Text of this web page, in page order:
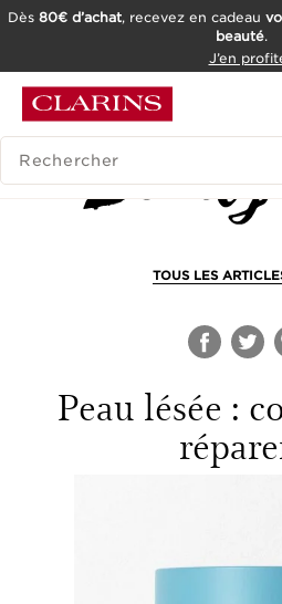
OUTIL D'ACCESSIBILITÉ
Dès 80€ d’achat, recevez en cadeau
beauté.
J’en
HISTORIQUE DES RECHERCHES
TOUS LES
Peau lésée :